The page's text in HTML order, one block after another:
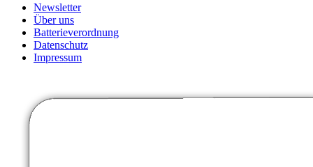
Newsletter
Über uns
Batterieverordnung
Datenschutz
Impressum